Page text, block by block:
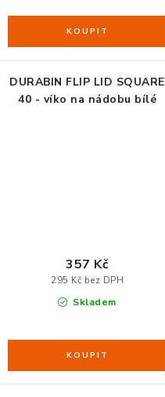
DURABIN FLIP LID SQUARE
40 - víko na nádobu bílé
Skladem
295 Kč bez DPH
357 Kč